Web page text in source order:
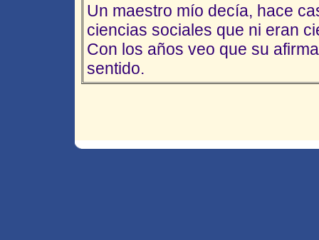
Un maestro mío decía, hace
ciencias sociales que ni eran
Con los años veo que su
sentido.